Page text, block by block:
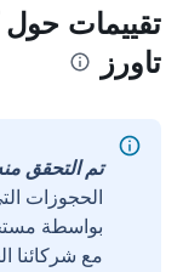
تقييمات
تاورز
تم التحقق منه
الحجوزات
مع شركائنا